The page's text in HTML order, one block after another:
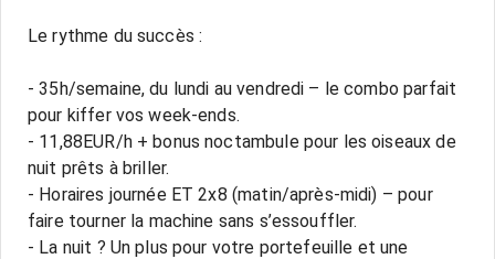
Le rythme du succès :
- 35h/semaine, du lundi au vendredi – le combo parfait
pour kiffer vos week-ends.
- 11,88EUR/h + bonus noctambule pour les oiseaux de
nuit prêts à briller.
- Horaires journée ET 2x8 (matin/après-midi) – pour
faire tourner la machine sans s’essouffler.
- La nuit ? Un plus pour votre portefeuille et une